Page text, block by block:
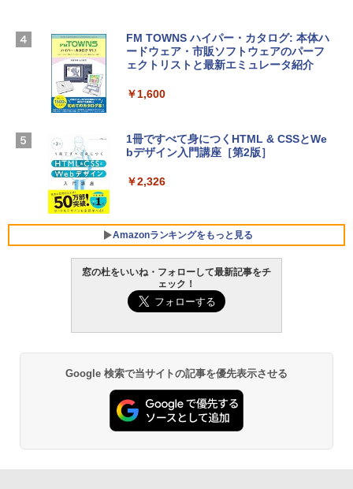
ラ、Touch ID - スカイブルー + 3年延長
AppleCare+ for 13インチMacBook Air
(M5)|ダウンロード版
￥331,701
【Amazon.co.jp限定】 HP ノートパソコ
ン 15-fd 15.6インチ 16GBメモリ 512GB
SSD インテル Core 5
￥129,800
FMV ノートパソコン WE1-K3 (MS 365 P
ersonal/Copilotキー搭載/Win 11/15.6型/
Core i5/16GB/SSD 512GB/ホワイト) FM
VWK3E15W_AZ
￥119,800
定バーチャルアイテムを含む】 【オンラ
インゲームコード】 ロブロックス | オン
ラインコード版
￥3,200
Robloxギフトカード - 1000 Robux 【限
定バーチャルアイテムを含む】 【オンラ
ラインコード版
FM TOWNS ハイパー・カタログ: 本体ハ
ードウェア・市販ソフトウェアのパーフ
ェクトリストと最新エミュレータ紹介
￥1,600
1冊ですべて身につくHTML & CSSとWe
bデザイン入門講座［第2版］
￥2,326
Amazonランキングをもっと見る
Amazon Kindle Paperwhite (16GB) 7イ
ンチディスプレイ、色調調節ライト、12
￥27,980
Amazon Kindle - 目に優しい、かさばら
ない、大きな画面で読みやすい、6週間持
窓の杜をいいね・フォローして最新記事をチ
ェック！
Google 検索で当サイトの記事を優先表示させる